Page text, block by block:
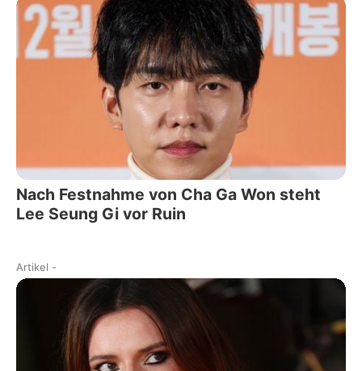
Nach Festnahme von Cha Ga Won steht
Lee Seung Gi vor Ruin
Artikel -